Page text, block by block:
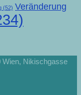
(52) Veränderung
Wien, Nikischgasse